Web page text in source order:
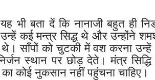
भी बता दें कि नानाजी बहुत ही
कई मन्त्र सिद्ध थे और उन्होंने
थे। साँपों को चुटकी में वश करना
स्थान पर छोड़ देते। मंत्र
कोई नुकसान नहीं पहुंचना चाहिए।